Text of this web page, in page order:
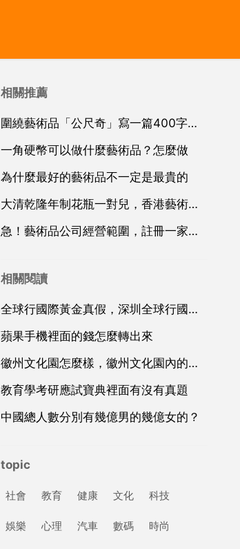
相關推薦
圍繞藝術品「公尺奇」寫一篇400字左右的作文 5
一角硬幣可以做什麼藝術品？怎麼做
為什麼最好的藝術品不一定是最貴的
大清乾隆年制花瓶一對兒，香港藝術品商會鑑定說至少有一百年歷史
急！藝術品公司經營範圍，註冊一家一千萬的公司經營藝術品，古玩，收藏品和禮品的銷售經營範圍應該怎麼寫
相關閱讀
全球行國際黃金真假，深圳全球行國際黃金珠寶有限公司怎麼樣？
蘋果手機裡面的錢怎麼轉出來
徽州文化園怎麼樣，徽州文化園內的住宿環境怎麼樣？
教育學考研應試寶典裡面有沒有真題
中國總人數分別有幾億男的幾億女的？
topic
社會 教育 健康 文化 科技
娛樂 心理 汽車 數碼 時尚